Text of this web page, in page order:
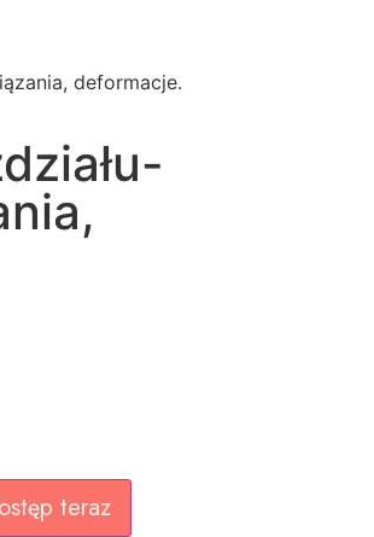
deformacje.
teraz